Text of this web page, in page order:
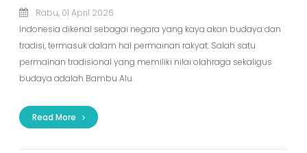
Rabu, 01 April 2026
Indonesia dikenal sebagai negara yang kaya akan budaya dan
tradisi, termasuk dalam hal permainan rakyat. Salah satu
permainan tradisional yang memiliki nilai olahraga sekaligus
budaya adalah Bambu Alu.
Read More